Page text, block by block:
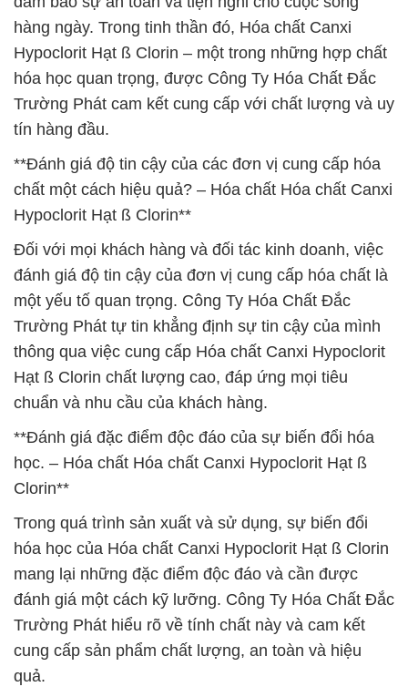
hàng ngày. Trong tinh thần đó, Hóa chất Canxi
Hypoclorit Hạt ß Clorin – một trong những hợp chất
hóa học quan trọng, được Công Ty Hóa Chất Đắc
Trường Phát cam kết cung cấp với chất lượng và uy
tín hàng đầu.
**Đánh giá độ tin cậy của các đơn vị cung cấp hóa
chất một cách hiệu quả? – Hóa chất Hóa chất Canxi
Hypoclorit Hạt ß Clorin**
Đối với mọi khách hàng và đối tác kinh doanh, việc
đánh giá độ tin cậy của đơn vị cung cấp hóa chất là
một yếu tố quan trọng. Công Ty Hóa Chất Đắc
Trường Phát tự tin khẳng định sự tin cậy của mình
thông qua việc cung cấp Hóa chất Canxi Hypoclorit
Hạt ß Clorin chất lượng cao, đáp ứng mọi tiêu
chuẩn và nhu cầu của khách hàng.
**Đánh giá đặc điểm độc đáo của sự biến đổi hóa
học. – Hóa chất Hóa chất Canxi Hypoclorit Hạt ß
Clorin**
Trong quá trình sản xuất và sử dụng, sự biến đổi
hóa học của Hóa chất Canxi Hypoclorit Hạt ß Clorin
mang lại những đặc điểm độc đáo và cần được
đánh giá một cách kỹ lưỡng. Công Ty Hóa Chất Đắc
Trường Phát hiểu rõ về tính chất này và cam kết
cung cấp sản phẩm chất lượng, an toàn và hiệu
quả.